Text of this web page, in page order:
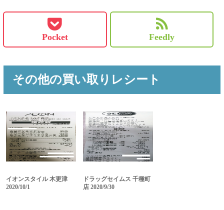
Pocket Feedly
その他の買い取りレシート
イオンスタイル 木更津
2020/10/1
ドラッグセイムス 千種町
店 2020/9/30